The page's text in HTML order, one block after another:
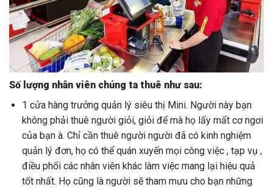
Số lượng nhân viên chúng ta thuê như sau:
1 cửa hàng trưởng quản lý siêu thị Mini. Người này bạn
không phải thuê người giỏi, giỏi để mà họ lấy mất cơ ngơi
của bạn à. Chỉ cần thuê người người đã có kinh nghiệm
quản lý đơn, họ có thể quán xuyến mọi công việc , tạp vụ ,
điều phối các nhân viên khác làm việc mang lại hiệu quả
tốt nhất. Họ cũng là người sẽ tham mưu cho bạn những